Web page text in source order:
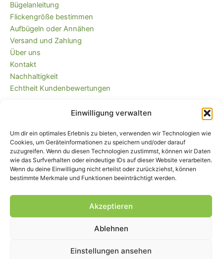
Einwilligung verwalten
Um dir ein optimales Erlebnis zu bieten, verwenden wir Technologien wie
Cookies, um Geräteinformationen zu speichern und/oder darauf
zuzugreifen. Wenn du diesen Technologien zustimmst, können wir Daten
wie das Surfverhalten oder eindeutige IDs auf dieser Website verarbeiten.
Wenn du deine Einwilligung nicht erteilst oder zurückziehst, können
bestimmte Merkmale und Funktionen beeinträchtigt werden.
Akzeptieren
Ablehnen
Einstellungen ansehen
Bügelanleitung
Flickengröße bestimmen
Aufbügeln oder Annähen
Versand und Zahlung
Über uns
Kontakt
Nachhaltigkeit
Echtheit Kundenbewertungen
Kaufvertrag widerrufen
Versandkostenfrei ab 35 EUR (DE) und
immer plastikfrei verpackt!
Widerrufsbelehrung und -formular
© Piratenbande - Hosenflicken, Knieflicken, Bügelflicken, 2026